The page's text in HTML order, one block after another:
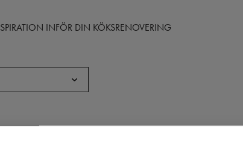
INFÖR DIN KÖKSRENOVERING